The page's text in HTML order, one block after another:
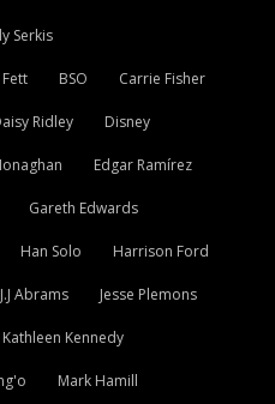
Serkis
BSO Carrie Fisher
Ridley Disney
Edgar Ramírez
Gareth Edwards
Han Solo Harrison Ford
J.J Abrams Jesse Plemons
Kathleen Kennedy
Mark Hamill